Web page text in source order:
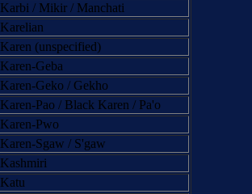
Karbi / Mikir / Manchati
Karelian
Karen (unspecified)
Karen-Geba
Karen-Geko / Gekho
Karen-Pao / Black Karen / Pa'o
Karen-Pwo
Karen-Sgaw / S'gaw
Kashmiri
Katu